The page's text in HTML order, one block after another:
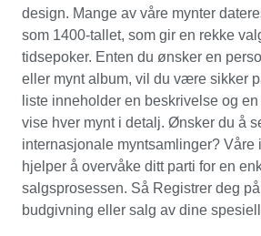
design. Mange av våre mynter
som 1400-tallet, som gir en rekke
tidsepoker. Enten du ønsker en
eller mynt album, vil du være sikker
liste inneholder en beskrivelse og
vise hver mynt i detalj. Ønsker du å
internasjonale myntsamlinger? Våre
hjelper å overvåke ditt parti for en
salgsprosessen. Så Registrer deg
budgivning eller salg av dine